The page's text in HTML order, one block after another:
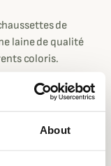
About
de
laine de qualité
coloris.
réalisées à 90%
résistant et
et la pointe